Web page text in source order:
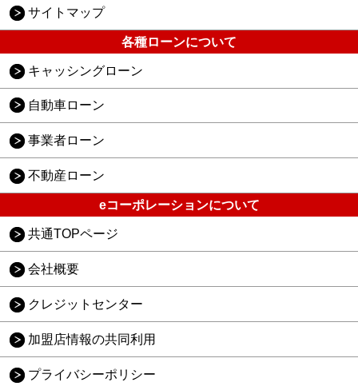
サイトマップ
各種ローンについて
キャッシングローン
自動車ローン
事業者ローン
不動産ローン
eコーポレーションについて
共通TOPページ
会社概要
クレジットセンター
加盟店情報の共同利用
プライバシーポリシー